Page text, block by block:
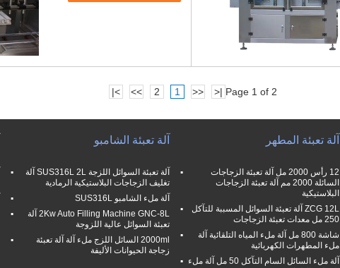
Page 1 of 2
|<
<<
1
2
>>
>|
آلة تعبئة الشامبو
آلة تعبئة السوائل اللزجة SUS316L 2L آلة
تغليف الزجاجات البلاستيكية الرمادية
آلة ملء الشامبو SUS316L
2Kw Auto Filling Machine GNC-8L آلة
تعبئة السوائل عالية اللزوجة
2000ml السائل اللزج ملء آلة آلة تعبئة
زجاجة الحيوانات الأليفة
آلة تعبئة المطهر
12 رأس 2000 مل آلة تعبئة الزجاجات
السائلة 2000 مم آلة تعبئة الزجاجات
البلاستيكية
ZCG 12L آلة تعبئة السوائل المسببة للتآكل
250 مل معدات تعبئة الزجاجات
شاشة 800 مل آلة ملء المياه التلقائية آلة
ملء المطهرات الكهربائية
آلة ملء السائل السام التآكل 50 مل آلة ملء